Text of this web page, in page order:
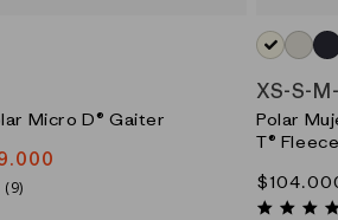
Micro D® Gaiter
5.0
(9)
XS-S-M-
Polar
T®
Precio
habitual